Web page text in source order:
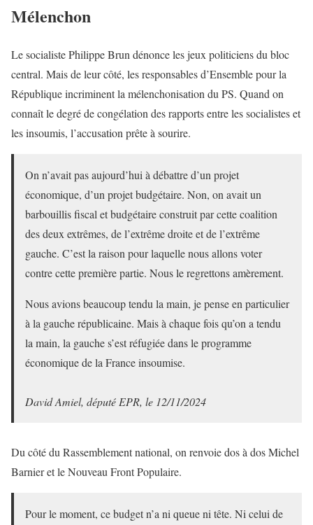
Mélenchon
Le socialiste Philippe Brun dénonce les jeux politiciens du bloc
central. Mais de leur côté, les responsables d’Ensemble pour la
République incriminent la mélenchonisation du PS. Quand on
connaît le degré de congélation des rapports entre les socialistes et
les insoumis, l’accusation prête à sourire.
On n’avait pas aujourd’hui à débattre d’un projet
économique, d’un projet budgétaire. Non, on avait un
barbouillis fiscal et budgétaire construit par cette coalition
des deux extrêmes, de l’extrême droite et de l’extrême
gauche. C’est la raison pour laquelle nous allons voter
contre cette première partie. Nous le regrettons amèrement.
Nous avions beaucoup tendu la main, je pense en particulier
à la gauche républicaine. Mais à chaque fois qu’on a tendu
la main, la gauche s’est réfugiée dans le programme
économique de la France insoumise.
David Amiel, député EPR, le 12/11/2024
Du côté du Rassemblement national, on renvoie dos à dos Michel
Barnier et le Nouveau Front Populaire.
Pour le moment, ce budget n’a ni queue ni tête. Ni celui de